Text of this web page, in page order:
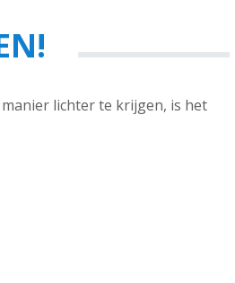
lichter te krijgen, is het